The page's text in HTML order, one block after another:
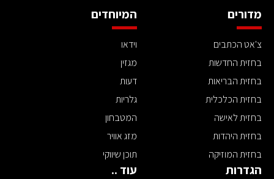
מדורים
צ'אט הכתבים
בחזית החדשות
בחזית הבריאות
בחזית הכלכלית
בחזית לאישה
בחזית היהדות
בחזית המוזיקה
המיוחדים
וידאו
מגזין
דעות
גלריות
המטבחון
מזג אוויר
תוכן שיווקי
הגדרות עוד ..